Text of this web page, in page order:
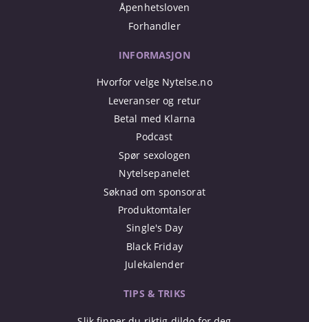
Åpenhetsloven
Forhandler
INFORMASJON
Hvorfor velge Nytelse.no
Leveranser og retur
Betal med Klarna
Podcast
Spør sexologen
Nytelsepanelet
Søknad om sponsorat
Produktomtaler
Single's Day
Black Friday
Julekalender
TIPS & TRIKS